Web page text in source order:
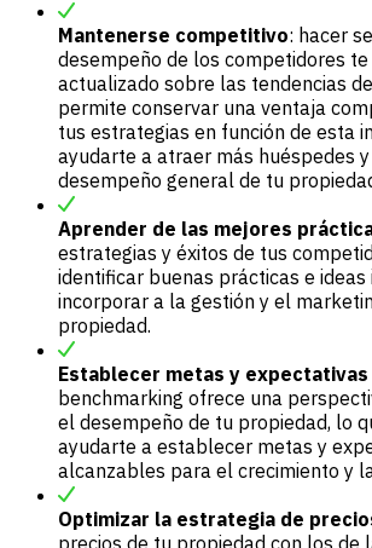
Mantenerse competitivo: hacer
desempeño de los competidores
actualizado sobre las tendencias
permite conservar una ventaja
tus estrategias en función de esta
ayudarte a atraer más huéspedes
desempeño general de tu
Aprender de las mejores
estrategias y éxitos de tus
identificar buenas prácticas e
incorporar a la gestión y el
propiedad.
Establecer metas y
benchmarking ofrece una
el desempeño de tu propiedad, lo
ayudarte a establecer metas y
alcanzables para el crecimiento y
Optimizar la estrategia de
precios de tu propiedad con los de